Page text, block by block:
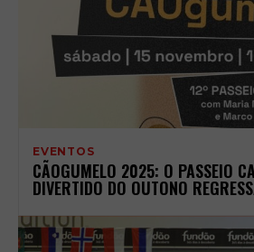
EVENTOS
CÃOGUMELO 2025: O PASSEIO
DIVERTIDO DO OUTONO